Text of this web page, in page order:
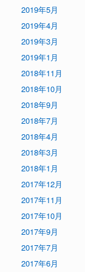
2019年5月
2019年4月
2019年3月
2019年1月
2018年11月
2018年10月
2018年9月
2018年7月
2018年4月
2018年3月
2018年1月
2017年12月
2017年11月
2017年10月
2017年9月
2017年7月
2017年6月